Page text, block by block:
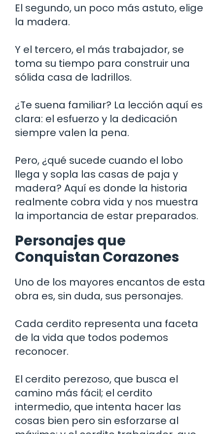
El segundo, un poco más astuto, elige
la madera.
Y el tercero, el más trabajador, se
toma su tiempo para construir una
sólida casa de ladrillos.
¿Te suena familiar? La lección aquí es
clara: el esfuerzo y la dedicación
siempre valen la pena.
Pero, ¿qué sucede cuando el lobo
llega y sopla las casas de paja y
madera? Aquí es donde la historia
realmente cobra vida y nos muestra
la importancia de estar preparados.
Personajes que
Conquistan Corazones
Uno de los mayores encantos de esta
obra es, sin duda, sus personajes.
Cada cerdito representa una faceta
de la vida que todos podemos
reconocer.
El cerdito perezoso, que busca el
camino más fácil; el cerdito
intermedio, que intenta hacer las
cosas bien pero sin esforzarse al